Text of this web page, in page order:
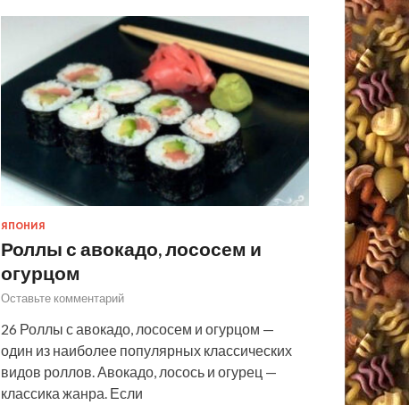
ЯПОНИЯ
Роллы с авокадо, лососем и
огурцом
Оставьте комментарий
26 Роллы с авокадо, лососем и огурцом —
один из наиболее популярных классических
видов роллов. Авокадо, лосось и огурец —
классика жанра. Если